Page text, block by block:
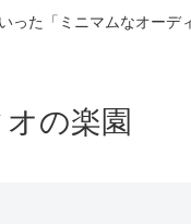
た「ミニマムなオー
の楽園